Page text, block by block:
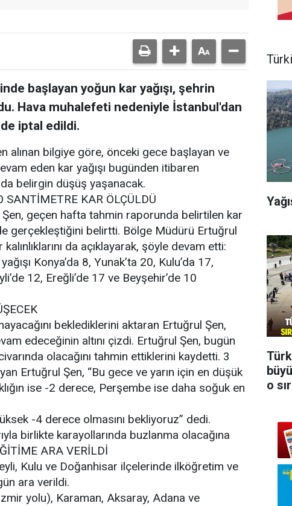
başlayan yoğun kar yağışı, şehrin
Hava muhalefeti nedeniyle İstanbul'dan
iptal edildi.
alınan bilgiye göre, önceki gece başlayan ve
eden kar yağışı bugünden itibaren
belirgin düşüş yaşanacak.
SANTİMETRE KAR ÖLÇÜLDÜ
geçen hafta tahmin raporunda belirtilen kar
gerçekleştiğini belirtti. Bölge Müdürü Ertuğrul
da açıklayarak, şöyle devam etti:
Konya’da 8, Yunak’ta 20, Kulu’da 17,
12, Ereğli’de 17 ve Beyşehir’de 10
beklediklerini aktaran Ertuğrul Şen,
edeceğinin altını çizdi. Ertuğrul Şen, bugün
olacağını tahmin ettiklerini kaydetti. 3
Ertuğrul Şen, “Bu gece ve yarın için en düşük
ise -2 derece, Perşembe ise daha soğuk en
-4 derece olmasını bekliyoruz” dedi.
birlikte karayollarında buzlanma olacağına
ARA VERİLDİ
Kulu ve Doğanhisar ilçelerinde ilköğretim ve
ara verildi.
yolu), Karaman, Aksaray, Adana ve
o